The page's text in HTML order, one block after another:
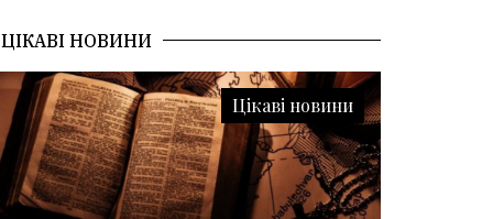
ЦІКАВІ НОВИНИ
Цікаві новини